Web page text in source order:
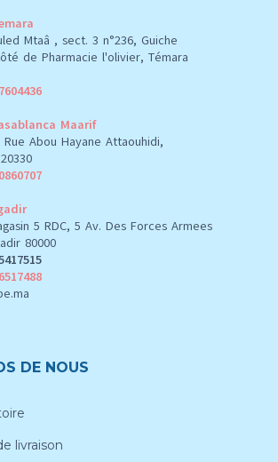
Mtaâ , sect. 3 n°236, Guiche
de Pharmacie l'olivier, Témara
Maarif
Rue Abou Hayane Attaouhidi,
5 RDC, 5 Av. Des Forces Armees
80000
DE NOUS
livraison